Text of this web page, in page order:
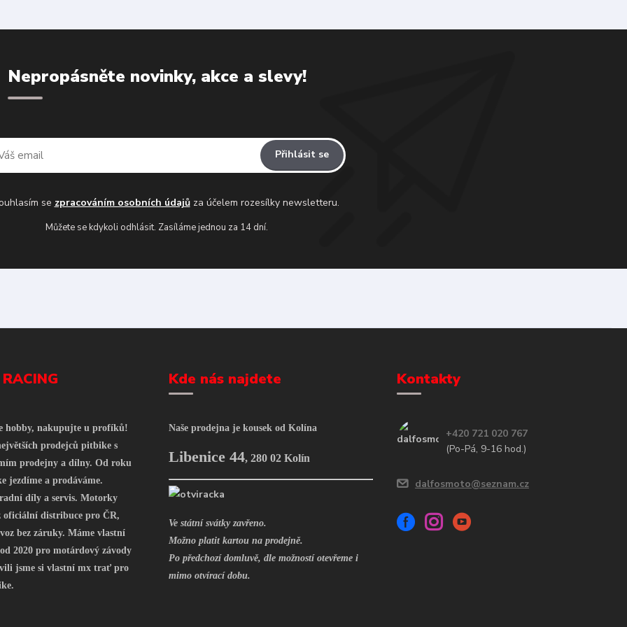
Nepropásněte novinky, akce a slevy!
Přihlásit se
se zpracováním osobních údajůza účelem rozesílky newsletteru.
Můžete se kdykoli odhlásit. Zasíláme jednou za 14 dní.
hobby, nakupujte u profíků!
prodejců pitbike s
prodejny a dílny. Od roku
jezdíme a prodáváme.
díly a servis. Motorky
oficiální distribuce pro ČR,
bez záruky. Máme vlastní
2020 pro motárdový závody
jsme si vlastní mx trať pro
Kde nás najdete
Naše prodejna je kousek od Kolína
Libenice 44, 280 02 Kolín
Ve státní svátky zavřeno.
Možno platit kartou na prodejně.
Po předchozí domluvě, dle možností otevřeme i
mimo otvírací dobu.
Kontakty
+420 721 020 767
(Po-Pá, 9-16 hod.)
dalfosmoto@seznam.cz